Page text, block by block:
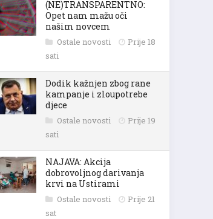
(NE)TRANSPARENTNO:
Opet nam mažu oči
našim novcem
Ostale novosti
Prije 18
sati
Dodik kažnjen zbog rane
kampanje i zloupotrebe
djece
Ostale novosti
Prije 19
sati
NAJAVA: Akcija
dobrovoljnog darivanja
krvi na Ustirami
Ostale novosti
Prije 21
sat